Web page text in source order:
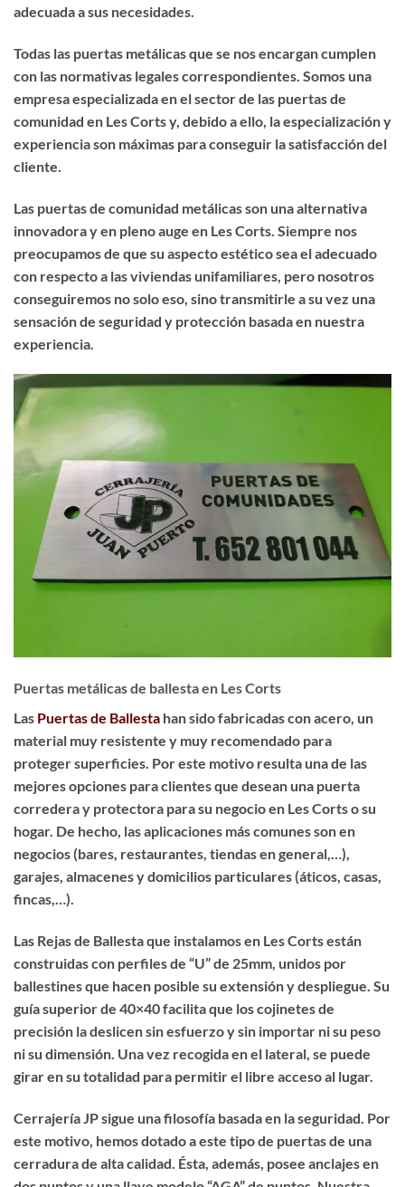
adecuada a sus necesidades.
Todas las puertas metálicas que se nos encargan cumplen
con las normativas legales correspondientes. Somos una
empresa especializada en el sector de las puertas de
comunidad en Les Corts y, debido a ello, la especialización y
experiencia son máximas para conseguir la satisfacción del
cliente.
Las puertas de comunidad metálicas son una alternativa
innovadora y en pleno auge en Les Corts. Siempre nos
preocupamos de que su aspecto estético sea el adecuado
con respecto a las viviendas unifamiliares, pero nosotros
conseguiremos no solo eso, sino transmitirle a su vez una
sensación de seguridad y protección basada en nuestra
experiencia.
Puertas metálicas de ballesta en Les Corts
Las Puertas de Ballesta han sido fabricadas con acero, un
material muy resistente y muy recomendado para
proteger superficies. Por este motivo resulta una de las
mejores opciones para clientes que desean una puerta
corredera y protectora para su negocio en Les Corts o su
hogar. De hecho, las aplicaciones más comunes son en
negocios (bares, restaurantes, tiendas en general,…),
garajes, almacenes y domicilios particulares (áticos, casas,
fincas,…).
Las Rejas de Ballesta que instalamos en Les Corts están
construidas con perfiles de “U” de 25mm, unidos por
ballestines que hacen posible su extensión y despliegue. Su
guía superior de 40×40 facilita que los cojinetes de
precisión la deslicen sin esfuerzo y sin importar ni su peso
ni su dimensión. Una vez recogida en el lateral, se puede
girar en su totalidad para permitir el libre acceso al lugar.
Cerrajería JP sigue una filosofía basada en la seguridad. Por
este motivo, hemos dotado a este tipo de puertas de una
cerradura de alta calidad. Ésta, además, posee anclajes en